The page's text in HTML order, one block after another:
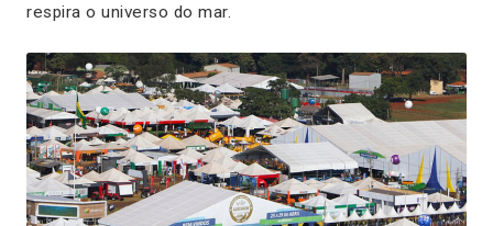
respira o universo do mar.